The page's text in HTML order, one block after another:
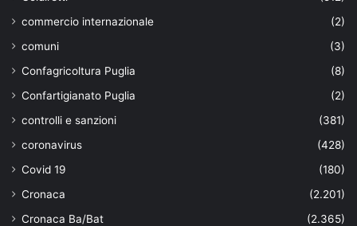
commercio internazionale
(2)
comuni
(3)
Confagricoltura Puglia
(8)
Confartigianato Puglia
(2)
controlli e sanzioni
(381)
coronavirus
(428)
Covid 19
(180)
Cronaca
(2.201)
Cronaca Ba/Bat
(2.365)